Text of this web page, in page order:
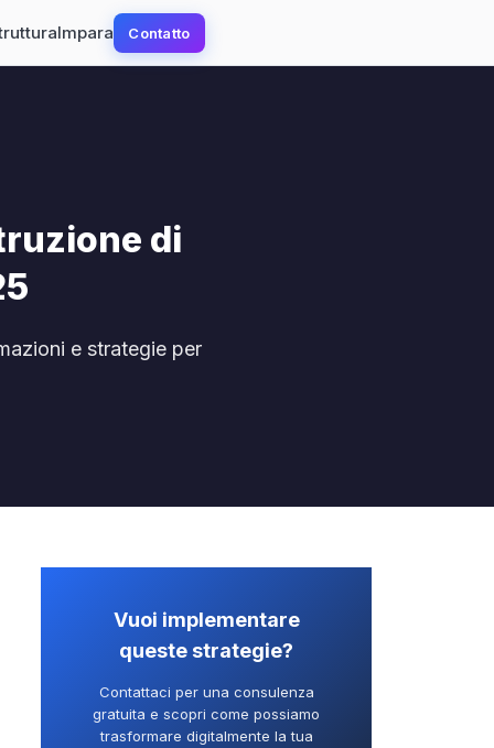
Impara Contatto
di
e strategie per
Vuoi implementare
queste strategie?
Contattaci per una consulenza
gratuita e scopri come possiamo
trasformare digitalmente la tua